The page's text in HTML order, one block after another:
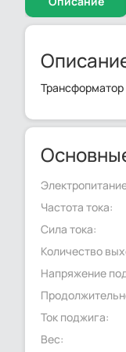
Частота тока:
Сила тока:
Количество
Напряжение
Ток поджига:
Вес: